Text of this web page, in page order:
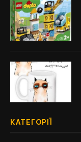
КАТЕГОРІЇ